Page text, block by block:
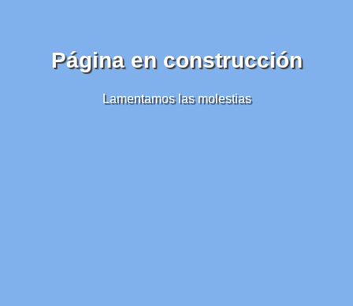
Página en construcción
Lamentamos las molestias